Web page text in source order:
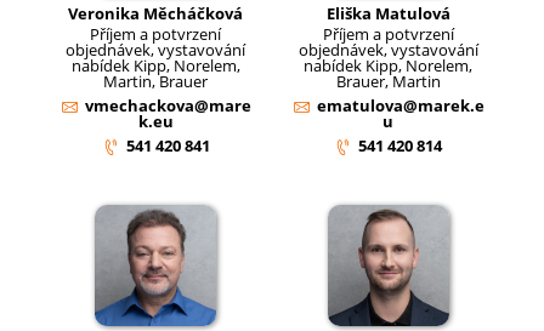
Veronika Měcháčková
Příjem a potvrzení
objednávek, vystavování
nabídek Kipp, Norelem,
Martin, Brauer
vmechackova@mare
k.eu
541 420 841
Eliška Matulová
Příjem a potvrzení
objednávek, vystavování
nabídek Kipp, Norelem,
Brauer, Martin
ematulova@marek.e
u
541 420 814